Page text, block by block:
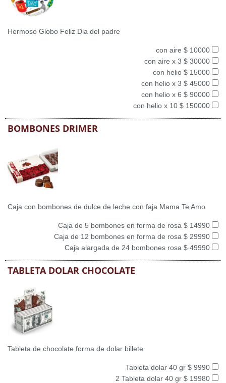
Hermoso Globo Feliz Dia del padre
con aire $ 10000
con aire x 3 $ 30000
con helio $ 15000
con helio x 3 $ 45000
con helio x 6 $ 90000
con helio x 10 $ 150000
BOMBONES DRIMER
Caja con bombones de dulce de leche con faja Mama Te Amo
Caja de 5 bombones en forma de rosa $ 14990
Caja de 12 bombones en forma de rosa $ 29990
Caja alargada de 24 bombones rosa $ 49990
TABLETA DOLAR CHOCOLATE
Tableta de chocolate forma de dolar billete
Tableta dolar 40 gr $ 9990
2 Tableta dolar 40 gr $ 19980